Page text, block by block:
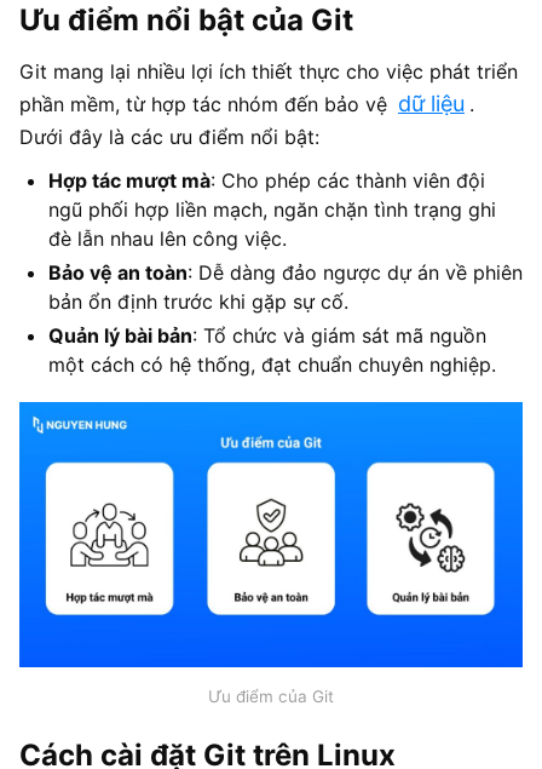
Ưu điểm nổi bật của Git
Git mang lại nhiều lợi ích thiết thực cho việc phát triển
phần mềm, từ hợp tác nhóm đến bảo vệ dữ liệu .
Dưới đây là các ưu điểm nổi bật:
Hợp tác mượt mà: Cho phép các thành viên đội
ngũ phối hợp liền mạch, ngăn chặn tình trạng ghi
đè lẫn nhau lên công việc.
Bảo vệ an toàn: Dễ dàng đảo ngược dự án về phiên
bản ổn định trước khi gặp sự cố.
Quản lý bài bản: Tổ chức và giám sát mã nguồn
một cách có hệ thống, đạt chuẩn chuyên nghiệp.
Ưu điểm của Git
Cách cài đặt Git trên Linux